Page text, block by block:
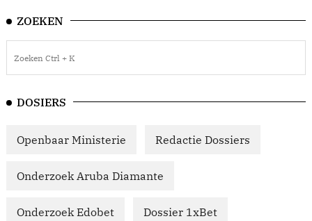
ZOEKEN
DOSIERS
Openbaar Ministerie Redactie Dossiers
Onderzoek Aruba Diamante
Onderzoek Edobet Dossier 1xBet